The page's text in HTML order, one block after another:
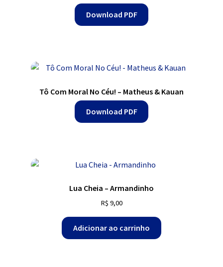
Download PDF
Tô Com Moral No Céu! – Matheus & Kauan
Download PDF
Lua Cheia – Armandinho
R$ 9,00
Adicionar ao carrinho